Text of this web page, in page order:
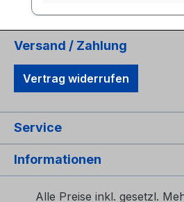
Versand / Zahlung
Vertrag widerrufen
Service
Informationen
Alle Preise inkl. gesetzl.